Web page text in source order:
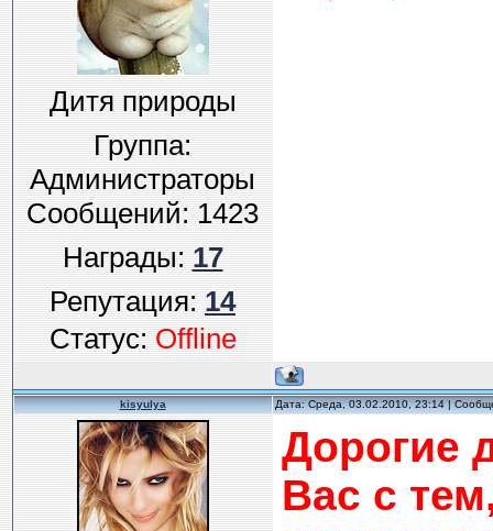
Дитя природы
Группа:
Администраторы
Сообщений:1423
Награды:17
Репутация:14
Статус:Offline
kisyulya Дата: Среда, 03.02.2010, 23:14 |
Дорогие
Вас с